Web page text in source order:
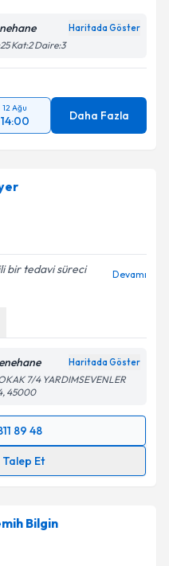
Haritada Göster
Kat:2 Daire:3
12 Ağu
14:00 Daha Fazla
bir tedavi süreci
Devamı
Haritada Göster
7/4 YARDIMSEVENLER
45000
89 48
Et
ile bilgilendireceğiz.
Bilgin